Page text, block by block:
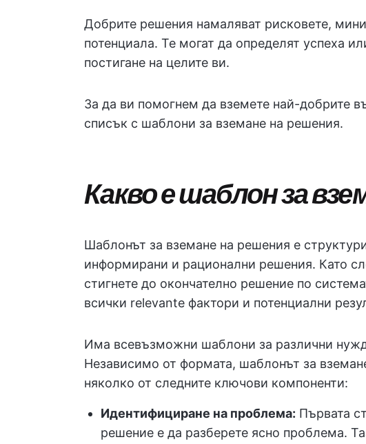
Добрите решения намаляват рисковете,
потенциала. Те могат да определят успеха
постигане на целите ви.
За да ви помогнем да вземете най-добрите
списък с шаблони за вземане на решения.
Какво е шаблон за
Шаблонът за вземане на решения е
информирани и рационални решения. Като
стигнете до окончателно решение по
всички relevante фактори и потенциални
Има всевъзможни шаблони за различни
Независимо от формата, шаблонът за
няколко от следните ключови компоненти:
Идентифициране на проблема: Първата
решение е да разберете ясно проблема.